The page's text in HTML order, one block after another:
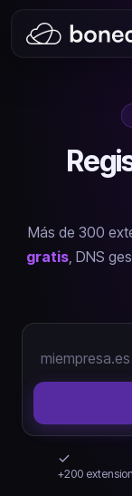
Más de 300
gratis, DNS
+200